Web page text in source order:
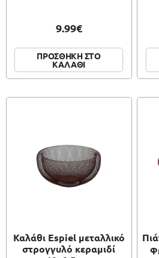
9.99€
ΠΡΟΣΘΗΚΗ ΣΤΟ
ΚΑΛΑΘΙ
Καλάθι Espiel μεταλλικό
στρογγυλό κεραμιδί